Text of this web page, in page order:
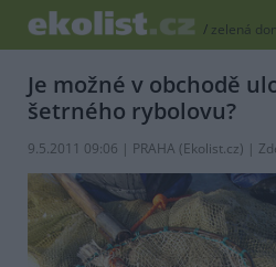
/ zelená
Je možné v obchodě
šetrného rybolovu?
9.5.2011 09:06 | PRAHA (Ekolist.cz) |